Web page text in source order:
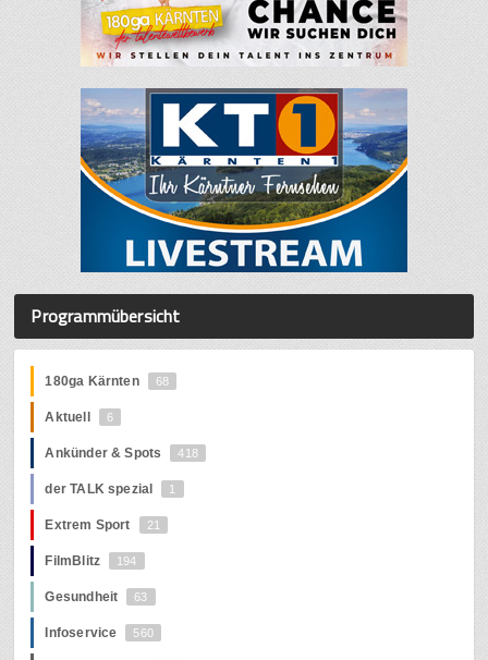
Programmübersicht
180ga Kärnten 68
Aktuell 6
Ankünder & Spots 418
der TALK spezial 1
Extrem Sport 21
FilmBlitz 194
Gesundheit 63
Infoservice 560